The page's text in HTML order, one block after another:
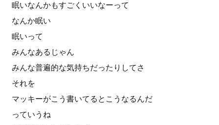
眠いなんかもすごくいいなーって
なんか眠い
眠いって
みんなあるじゃん
みんな普遍的な気持ちだったりしてさ
それを
マッキーがこう書いてるとこうなるんだ
っていうね